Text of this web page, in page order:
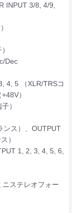
INPUT 3/8, 4/9,
Dec
4, 5 （XLR/TRSコ
）
）
ンス）、OUTPUT
）
1, 2, 3, 4, 5, 6,
ニステレオフォー